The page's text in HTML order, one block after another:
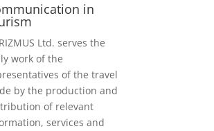
in
Ltd. serves the
work of the
of the travel
by the production and
of relevant
services and